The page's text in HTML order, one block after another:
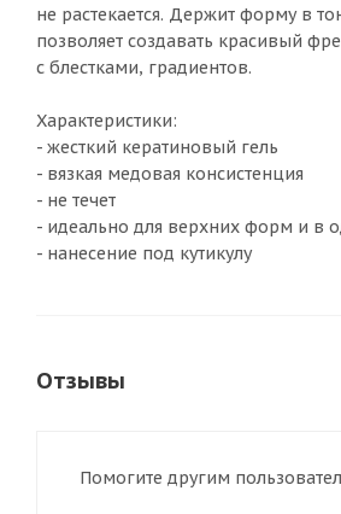
не растекается. Держит форму в
позволяет создавать красивый
с блестками, градиентов.
Характеристики:
- жесткий кератиновый гель
- вязкая медовая консистенция
- не течет
- идеально для верхних форм и в
- нанесение под кутикулу
Отзывы
Помогите другим